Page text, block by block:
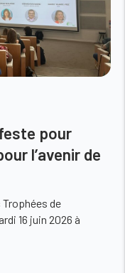
pour
l’avenir de
de
16 juin 2026 à